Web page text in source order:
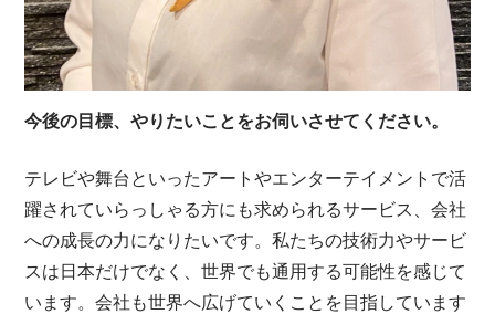
今後の目標、やりたいことをお伺いさせてください。
テレビや舞台といったアートやエンターテイメントで活
躍されていらっしゃる方にも求められるサービス、会社
への成長の力になりたいです。私たちの技術力やサービ
スは日本だけでなく、世界でも通用する可能性を感じて
います。会社も世界へ広げていくことを目指しています